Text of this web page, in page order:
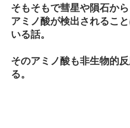
そもそもで彗星や隕石から
アミノ酸が検出されるこ
いる話。
そのアミノ酸も非生物的
る。